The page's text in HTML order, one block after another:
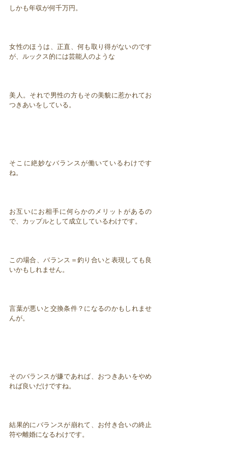
しかも年収が何千万円。
女性のほうは、正直、何も取り得がないのです
が、ルックス的には芸能人のような
美人。それで男性の方もその美貌に惹かれてお
つきあいをしている。
そこに絶妙なバランスが働いているわけです
ね。
お互いにお相手に何らかのメリットがあるの
で、カップルとして成立しているわけです。
この場合、バランス＝釣り合いと表現しても良
いかもしれません。
言葉が悪いと交換条件？になるのかもしれませ
んが。
そのバランスが嫌であれば、おつきあいをやめ
れば良いだけですね。
結果的にバランスが崩れて、お付き合いの終止
符や離婚になるわけです。